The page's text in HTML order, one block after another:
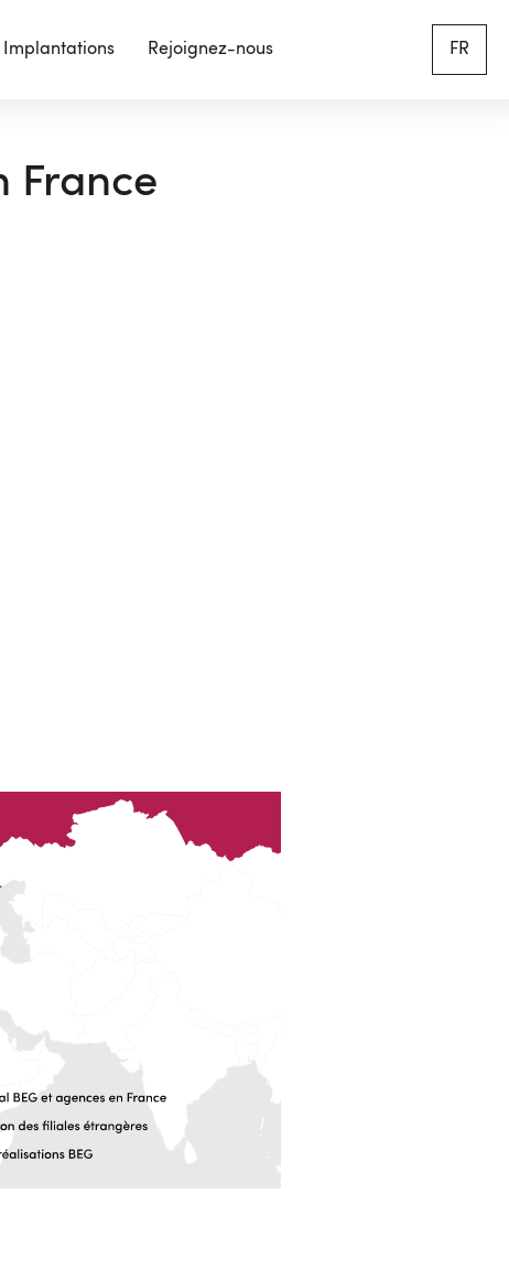
Implantations Rejoignez-nous FR
France